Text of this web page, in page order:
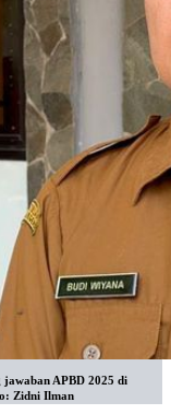
jawaban APBD 2025 di
Zidni Ilman